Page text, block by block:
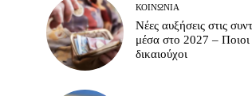
ΚΟΙΝΩΝΊΑ
Νέες αυξήσεις στις
μέσα στο 2027 – Ποιοι
δικαιούχοι